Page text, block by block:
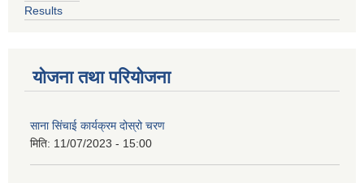
Results
योजना तथा परियोजना
साना सिंचाई कार्यक्रम दोस्रो चरण
मिति: 11/07/2023 - 15:00